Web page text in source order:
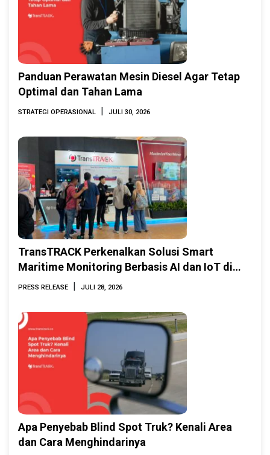
Panduan Perawatan Mesin Diesel Agar Tetap
Optimal dan Tahan Lama
STRATEGI OPERASIONAL | JULI 30, 2026
TransTRACK Perkenalkan Solusi Smart
Maritime Monitoring Berbasis AI dan IoT di
INAMARINE 2026
PRESS RELEASE | JULI 28, 2026
Apa Penyebab Blind Spot Truk? Kenali Area
dan Cara Menghindarinya